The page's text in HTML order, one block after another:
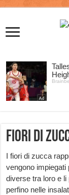
Fiori di
I fiori di zucca
vengono
diverse tra loro e
perfino nelle